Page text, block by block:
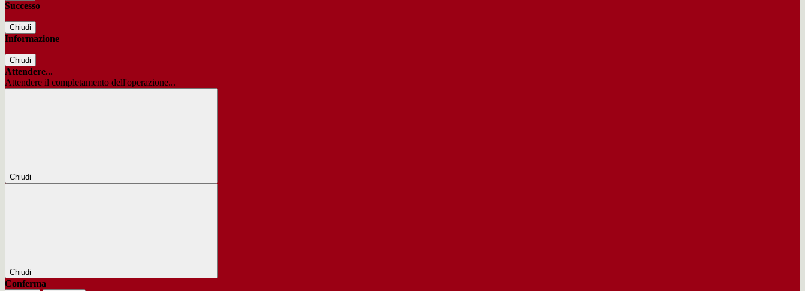
Successo
Chiudi
Informazione
Chiudi
Attendere...
Attendere il completamento dell'operazione...
Chiudi
Chiudi
Conferma